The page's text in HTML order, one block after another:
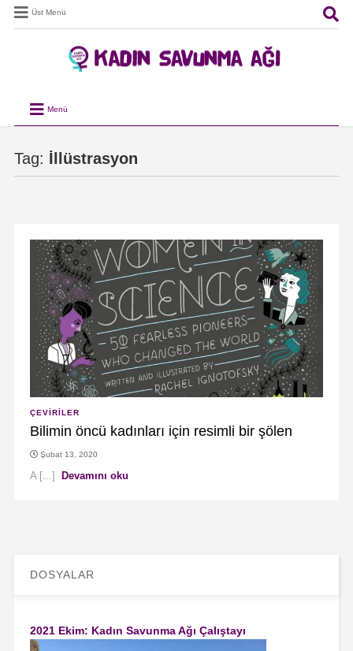
Üst Menü
Menü
Tag: İllüstrasyon
ÇEVIRILER
Bilimin öncü kadınları için resimli bir şölen
Şubat 13, 2020
A [...] Devamını oku
DOSYALAR
2021 Ekim: Kadın Savunma Ağı Çalıştayı